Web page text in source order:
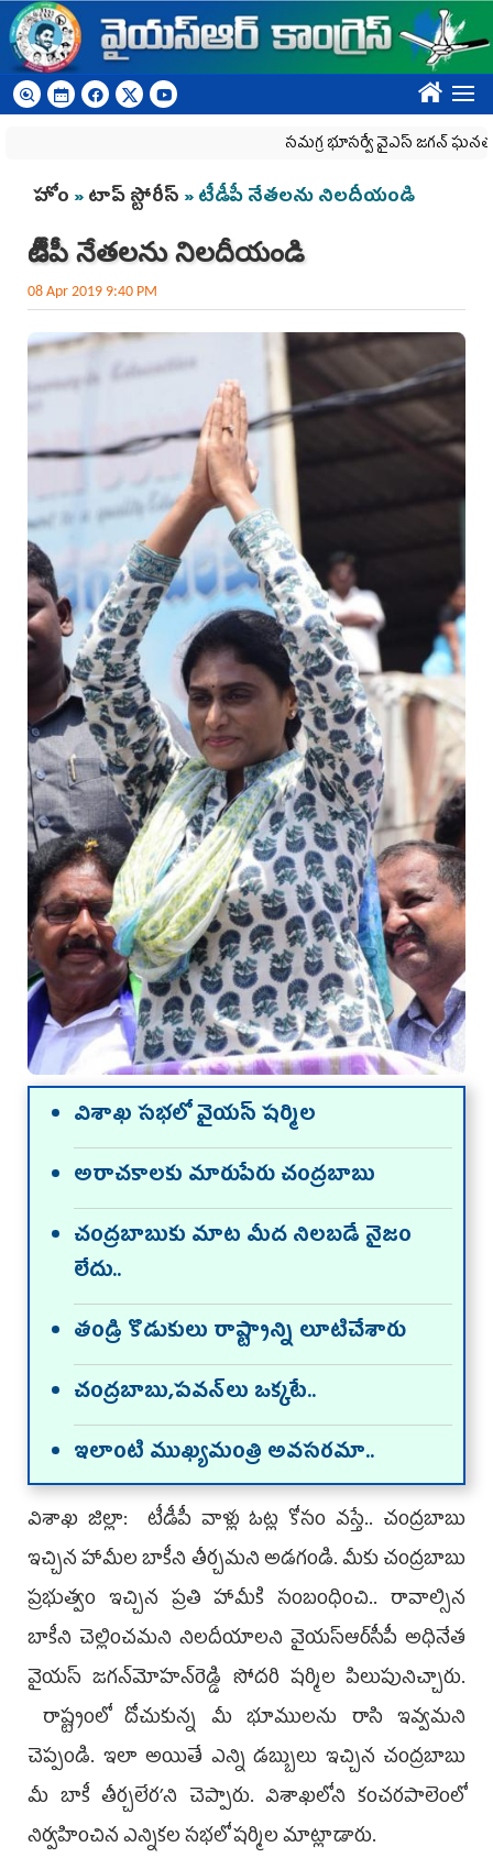
Skip to main content
????
స‌మ‌గ్ర భూస‌ర్వే వైఎస్ జ‌గ‌న్ ఘ‌న‌త
You are here
హోం »టాప్ స్టోరీస్ » టీడీపీ నేతలను నిలదీయండి
టీడీపీ నేతలను నిలదీయండి
08 Apr 2019 9:40 PM
విశాఖ సభలో వైయస్‌ షర్మిల
అరాచకాలకు మారుపేరు చంద్రబాబు
చంద్రబాబుకు మాట మీద నిలబడే నైజం
లేదు..
తండ్రి కొడుకులు రాష్ట్రాన్ని లూటిచేశారు
చంద్రబాబు,పవన్‌లు ఒక్కటే..
ఇలాంటి ముఖ్యమంత్రి అవసరమా..
విశాఖ జిల్లా: టీడీపీ వాళ్లు ఓట్ల కోసం వస్తే.. చంద్రబాబు
ఇచ్చిన హామీల బాకీని తీర్చమని అడగండి. మీకు చంద్రబాబు
ప్రభుత్వం ఇచ్చిన ప్రతి హామీకి సంబంధించి.. రావాల్సిన
బాకీని చెల్లించమని నిలదీయాలని వైయస్‌ఆర్‌సీపీ అధినేత
వైయస్‌ జగన్‌మోహన్‌రెడ్డి సోదరి షర్మిల పిలుపునిచ్చారు.
రాష్ట్రంలో దోచుకున్న మీ భూములను రాసి ఇవ్వమని
చెప్పండి. ఇలా అయితే ఎన్ని డబ్బులు ఇచ్చిన చంద్రబాబు
మీ బాకీ తీర్చలేర’ని చెప్పారు. విశాఖలోని కంచరపాలెంలో
నిర్వహించిన ఎన్నికల సభలో షర్మిల మాట్లాడారు.